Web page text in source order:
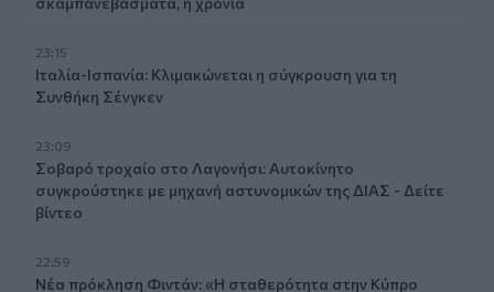
23:15
Ιταλία-Ισπανία: Κλιμακώνεται η σύγκρουση για τη
Συνθήκη Σένγκεν
23:09
Σοβαρό τροχαίο στο Λαγονήσι: Αυτοκίνητο
συγκρούστηκε με μηχανή αστυνομικών της ΔΙΑΣ - Δείτε
βίντεο
22:59
Νέα πρόκληση Φιντάν: «Η σταθερότητα στην Κύπρο